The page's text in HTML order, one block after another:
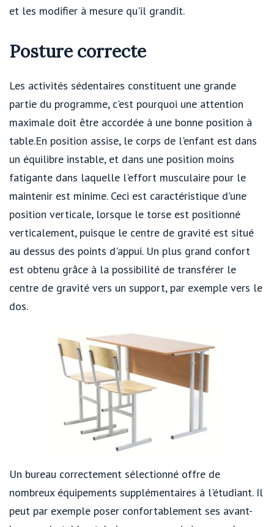
et les modifier à mesure qu'il grandit.
Posture correcte
Les activités sédentaires constituent une grande
partie du programme, c'est pourquoi une attention
maximale doit être accordée à une bonne position à
table.En position assise, le corps de l'enfant est dans
un équilibre instable, et dans une position moins
fatigante dans laquelle l'effort musculaire pour le
maintenir est minime. Ceci est caractéristique d'une
position verticale, lorsque le torse est positionné
verticalement, puisque le centre de gravité est situé
au dessus des points d'appui. Un plus grand confort
est obtenu grâce à la possibilité de transférer le
centre de gravité vers un support, par exemple vers le
dos.
Un bureau correctement sélectionné offre de
nombreux équipements supplémentaires à l'étudiant. Il
peut par exemple poser confortablement ses avant-